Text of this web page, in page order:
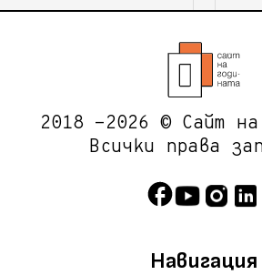
2018 -2026 © Сайт на
Всички права
Навигация